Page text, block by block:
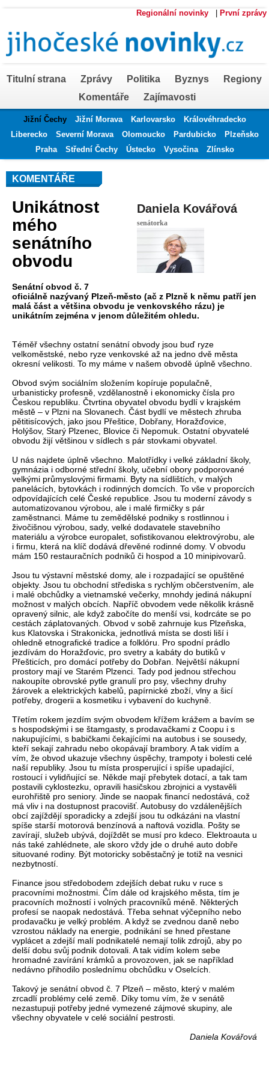
Regionální novinky První zprávy
Titulní strana Zprávy Politika Byznys
Regiony
Komentáře
Zajímavosti
Jižní Čechy Jižní Morava Karlovarsko
Královéhradecko
Liberecko
Severní Morava Olomoucko Pardubicko
Plzeňsko
Praha
Střední Čechy Ústecko Vysočina Zlínsko
KOMENTÁŘE
Daniela Kovářová
senátorka
Unikátnost
mého
senátního
obvodu
Senátní obvod č. 7
oficiálně nazývaný Plzeň-město (ač z Plzně k němu patří jen
malá část a většina obvodu je venkovského rázu) je
unikátním zejména v jenom důležitém ohledu.
Téměř všechny ostatní senátní obvody jsou buď ryze
velkoměstské, nebo ryze venkovské až na jedno dvě města
okresní velikosti. To my máme v našem obvodě úplně všechno.
Obvod svým sociálním složením kopíruje populačně,
urbanisticky profesně, vzdělanostně i ekonomicky čísla pro
Českou republiku. Čtvrtina obyvatel obvodu bydlí v krajském
městě – v Plzni na Slovanech. Část bydlí ve městech zhruba
pětitisícových, jako jsou Přeštice, Dobřany, Horažďovice,
Holýšov, Starý Plzenec, Blovice či Nepomuk. Ostatní obyvatelé
obvodu žijí většinou v sídlech s pár stovkami obyvatel.
U nás najdete úplně všechno. Malotřídky i velké základní školy,
gymnázia i odborné střední školy, učební obory podporované
velkými průmyslovými firmami. Byty na sídlištích, v malých
panelácích, bytovkách i rodinných domcích. To vše v proporcích
odpovídajících celé České republice. Jsou tu moderní závody s
automatizovanou výrobou, ale i malé firmičky s pár
zaměstnanci. Máme tu zemědělské podniky s rostlinnou i
živočišnou výrobou, sady, velké dodavatele stavebního
materiálu a výrobce europalet, sofistikovanou elektrovýrobu, ale
i firmu, která na klíč dodává dřevěné rodinné domy. V obvodu
mám 150 restauračních podniků či hospod a 10 minipivovarů.
Jsou tu výstavní městské domy, ale i rozpadající se opuštěné
objekty. Jsou tu obchodní střediska s rychlým občerstvením, ale
i malé obchůdky a vietnamské večerky, mnohdy jediná nákupní
možnost v malých obcích. Napříč obvodem vede několik krásně
opravený silnic, ale když zabočíte do menší vsi, kodrcáte se po
cestách záplatovaných. Obvod v sobě zahrnuje kus Plzeňska,
kus Klatovska i Strakonicka, jednotlivá místa se dosti liší i
ohledně etnografické tradice a folklóru. Pro spodní prádlo
jezdívám do Horažďovic, pro svetry a kabáty do butiků v
Přešticích, pro domácí potřeby do Dobřan. Největší nákupní
prostory mají ve Starém Plzenci. Tady pod jednou střechou
nakoupíte obrovské pytle granulí pro psy, všechny druhy
žárovek a elektrických kabelů, papírnické zboží, vlny a šicí
potřeby, drogerii a kosmetiku i vybavení do kuchyně.
Třetím rokem jezdím svým obvodem křížem krážem a bavím se
s hospodskými i se štamgasty, s prodavačkami z Coopu i s
nakupujícími, s babičkami čekajícími na autobus i se sousedy,
kteří sekají zahradu nebo okopávají brambory. A tak vidím a
vím, že obvod ukazuje všechny úspěchy, trampoty i bolesti celé
naší republiky. Jsou tu místa prosperující i spíše upadající,
rostoucí i vylidňující se. Někde mají přebytek dotací, a tak tam
postavili cyklostezku, opravili hasičskou zbrojnici a vystavěli
eurohřiště pro seniory. Jinde se naopak financí nedostává, což
má vliv i na dostupnost pracovišť. Autobusy do vzdálenějších
obcí zajíždějí sporadicky a zdejší jsou tu odkázáni na vlastní
spíše starší motorová benzínová a naftová vozidla. Pošty se
zavírají, služeb ubývá, dojíždět se musí pro kdeco. Elektroauta u
nás také zahlédnete, ale skoro vždy jde o druhé auto dobře
situované rodiny. Být motoricky soběstačný je totiž na vesnici
nezbytností.
Finance jsou středobodem zdejších debat ruku v ruce s
pracovními možnostmi. Čím dále od krajského města, tím je
pracovních možností i volných pracovníků méně. Některých
profesí se naopak nedostává. Třeba sehnat výčepního nebo
prodavačku je velký problém. A když se zvednou daně nebo
vzrostou náklady na energie, podnikání se hned přestane
vyplácet a zdejší malí podnikatelé nemají tolik zdrojů, aby po
delší dobu svůj podnik dotovali. A tak vidím kolem sebe
hromadné zavírání krámků a provozoven, jak se například
nedávno přihodilo poslednímu obchůdku v Oselcích.
Takový je senátní obvod č. 7 Plzeň – město, který v malém
zrcadlí problémy celé země. Díky tomu vím, že v senátě
nezastupuji potřeby jedné vymezené zájmové skupiny, ale
všechny obyvatele v celé sociální pestrosti.
Daniela Kovářová